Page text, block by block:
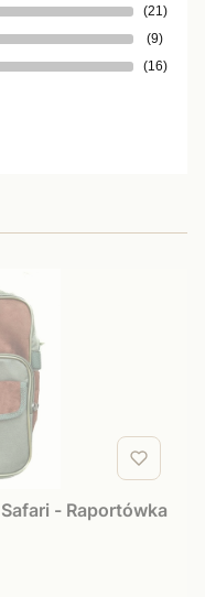
(21)
(9)
(16)
- Raportówka